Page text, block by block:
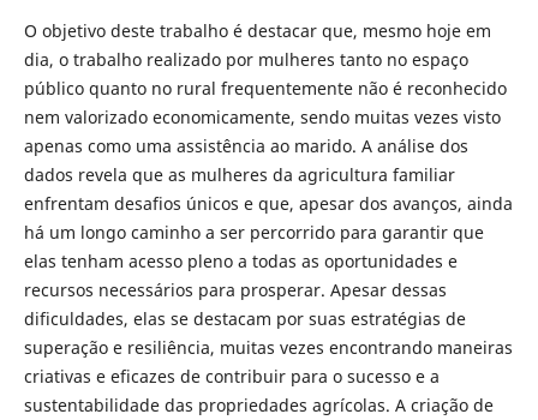
O objetivo deste trabalho é destacar que, mesmo hoje em
dia, o trabalho realizado por mulheres tanto no espaço
público quanto no rural frequentemente não é reconhecido
nem valorizado economicamente, sendo muitas vezes visto
apenas como uma assistência ao marido. A análise dos
dados revela que as mulheres da agricultura familiar
enfrentam desafios únicos e que, apesar dos avanços, ainda
há um longo caminho a ser percorrido para garantir que
elas tenham acesso pleno a todas as oportunidades e
recursos necessários para prosperar. Apesar dessas
dificuldades, elas se destacam por suas estratégias de
superação e resiliência, muitas vezes encontrando maneiras
criativas e eficazes de contribuir para o sucesso e a
sustentabilidade das propriedades agrícolas. A criação de